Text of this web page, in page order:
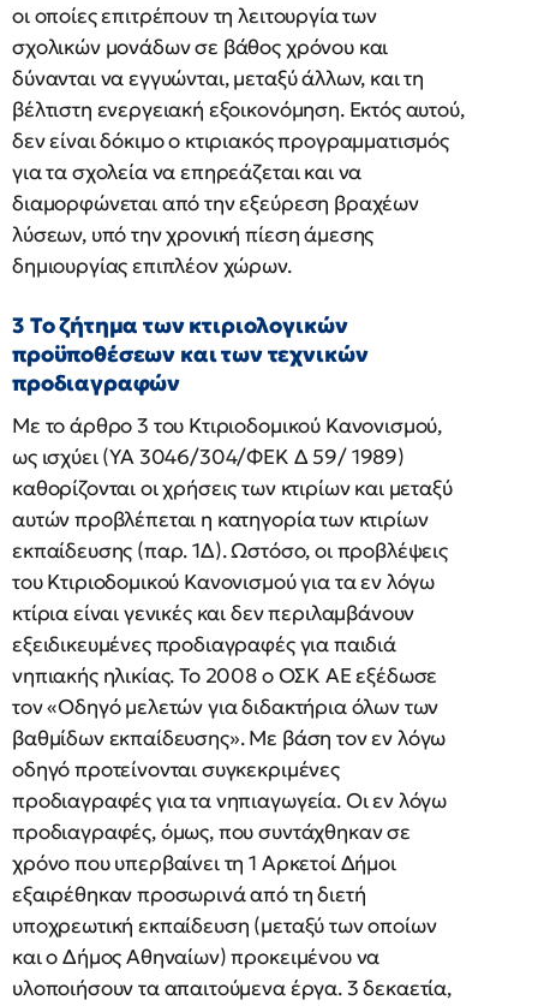
οι οποίες επιτρέπουν τη λειτουργία των
σχολικών μονάδων σε βάθος χρόνου και
δύνανται να εγγυώνται, μεταξύ άλλων, και τη
βέλτιστη ενεργειακή εξοικονόμηση. Εκτός αυτού,
δεν είναι δόκιμο ο κτιριακός προγραμματισμός
για τα σχολεία να επηρεάζεται και να
διαμορφώνεται από την εξεύρεση βραχέων
λύσεων, υπό την χρονική πίεση άμεσης
δημιουργίας επιπλέον χώρων.
3 Το ζήτημα των κτιριολογικών
προϋποθέσεων και των τεχνικών
προδιαγραφών
Με το άρθρο 3 του Κτιριοδομικού Κανονισμού,
ως ισχύει (ΥΑ 3046/304/ΦΕΚ Δ 59/ 1989)
καθορίζονται οι χρήσεις των κτιρίων και μεταξύ
αυτών προβλέπεται η κατηγορία των κτιρίων
εκπαίδευσης (παρ. 1Δ). Ωστόσο, οι προβλέψεις
του Κτιριοδομικού Κανονισμού για τα εν λόγω
κτίρια είναι γενικές και δεν περιλαμβάνουν
εξειδικευμένες προδιαγραφές για παιδιά
νηπιακής ηλικίας. Το 2008 ο ΟΣΚ ΑΕ εξέδωσε
τον «Οδηγό μελετών για διδακτήρια όλων των
βαθμίδων εκπαίδευσης». Με βάση τον εν λόγω
οδηγό προτείνονται συγκεκριμένες
προδιαγραφές για τα νηπιαγωγεία. Οι εν λόγω
προδιαγραφές, όμως, που συντάχθηκαν σε
χρόνο που υπερβαίνει τη 1 Αρκετοί Δήμοι
εξαιρέθηκαν προσωρινά από τη διετή
υποχρεωτική εκπαίδευση (μεταξύ των οποίων
και ο Δήμος Αθηναίων) προκειμένου να
υλοποιήσουν τα απαιτούμενα έργα. 3 δεκαετία,